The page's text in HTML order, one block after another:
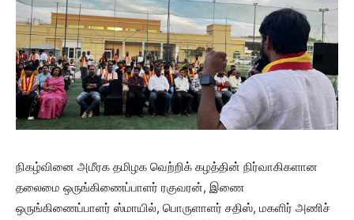
நிகழ்வினை அமீரக தமிழக வெற்றிக் கழத்தின் நிர்வாகிகளான
தலைமை ஒருங்கிணைப்பாளர் ரகுவரன், இணை
ஒருங்கிணைப்பாளர் ஸ்மாயில், பொருளாளர் சதிஸ், மகளிர் அணிச்